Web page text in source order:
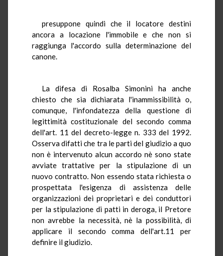
presuppone quindi che il locatore destini
ancora a locazione l'immobile e che non si
raggiunga l'accordo sulla determinazione del
canone.
La difesa di Rosalba Simonini ha anche
chiesto che sia dichiarata l'inammissibilità o,
comunque, l'infondatezza della questione di
legittimità costituzionale del secondo comma
dell'art. 11 del decreto-legge n. 333 del 1992.
Osserva difatti che tra le parti del giudizio a quo
non è intervenuto alcun accordo nè sono state
avviate trattative per la stipulazione di un
nuovo contratto. Non essendo stata richiesta o
prospettata l'esigenza di assistenza delle
organizzazioni dei proprietari e dei conduttori
per la stipulazione di patti in deroga, il Pretore
non avrebbe la necessità, nè la possibilità, di
applicare il secondo comma dell'art.11 per
definire il giudizio.